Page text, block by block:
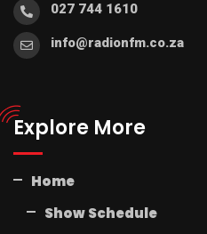
027 744 1610
info@radionfm.co.za
Explore More
Home
Show Schedule